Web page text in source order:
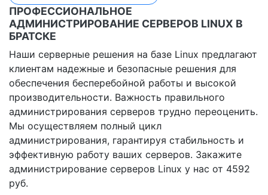
ПРОФЕССИОНАЛЬНОЕ
АДМИНИСТРИРОВАНИЕ СЕРВЕРОВ LINUX В
БРАТСКЕ
Наши серверные решения на базе Linux предлагают
клиентам надежные и безопасные решения для
обеспечения бесперебойной работы и высокой
производительности. Важность правильного
администрирования серверов трудно переоценить.
Мы осуществляем полный цикл
администрирования, гарантируя стабильность и
эффективную работу ваших серверов. Закажите
администрирование серверов Linux у нас от 4592
руб.